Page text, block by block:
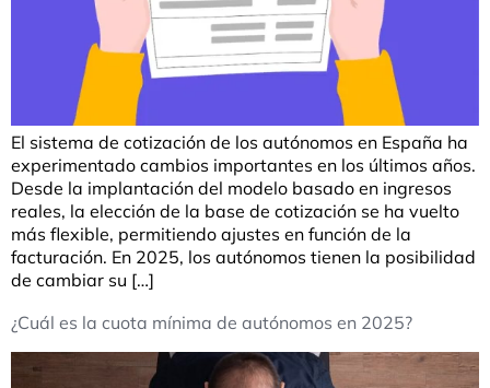
El sistema de cotización de los autónomos en España ha
experimentado cambios importantes en los últimos años.
Desde la implantación del modelo basado en ingresos
reales, la elección de la base de cotización se ha vuelto
más flexible, permitiendo ajustes en función de la
facturación. En 2025, los autónomos tienen la posibilidad
de cambiar su […]
¿Cuál es la cuota mínima de autónomos en 2025?